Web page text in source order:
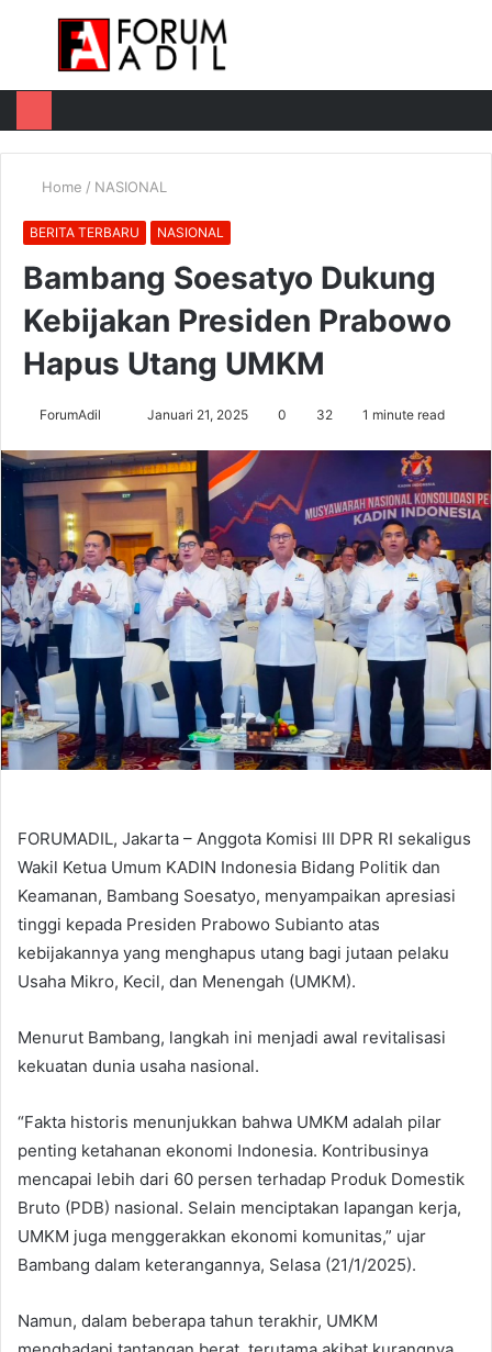
Menu
Home / NASIONAL
BERITA TERBARU NASIONAL
Bambang Soesatyo Dukung
Kebijakan Presiden Prabowo
Hapus Utang UMKM
ForumAdil
email
Januari 21, 2025 0 32 1 minute read
FORUMADIL, Jakarta – Anggota Komisi III DPR RI sekaligus
Wakil Ketua Umum KADIN Indonesia Bidang Politik dan
Keamanan, Bambang Soesatyo, menyampaikan apresiasi
tinggi kepada Presiden Prabowo Subianto atas
kebijakannya yang menghapus utang bagi jutaan pelaku
Usaha Mikro, Kecil, dan Menengah (UMKM).
Menurut Bambang, langkah ini menjadi awal revitalisasi
kekuatan dunia usaha nasional.
“Fakta historis menunjukkan bahwa UMKM adalah pilar
penting ketahanan ekonomi Indonesia. Kontribusinya
mencapai lebih dari 60 persen terhadap Produk Domestik
Bruto (PDB) nasional. Selain menciptakan lapangan kerja,
UMKM juga menggerakkan ekonomi komunitas,” ujar
Bambang dalam keterangannya, Selasa (21/1/2025).
Namun, dalam beberapa tahun terakhir, UMKM